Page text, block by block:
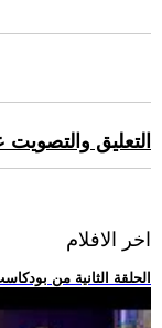
التعليق
اخر الافلام
.. الحلقة الثانية من